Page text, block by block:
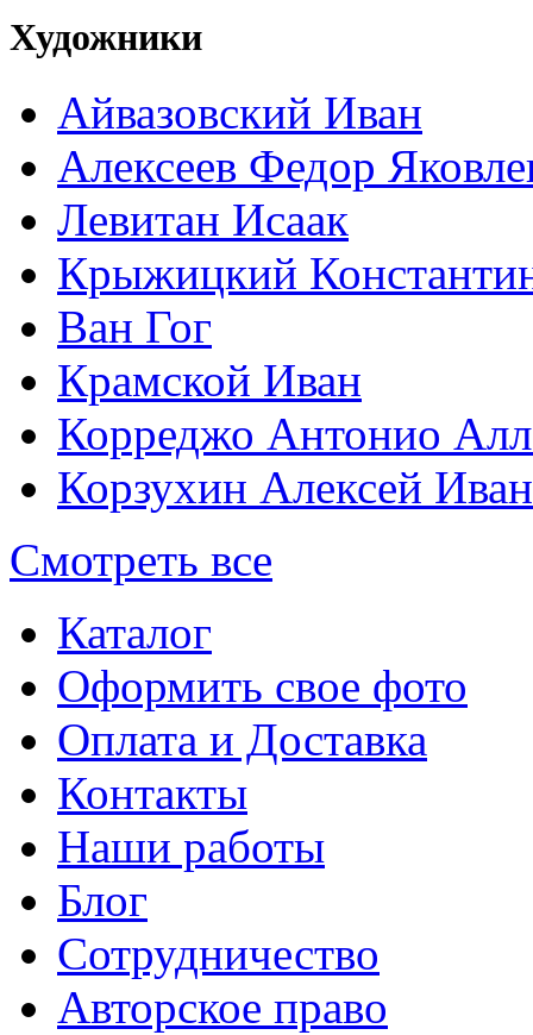
Художники
Айвазовский Иван
Алексеев Федор
Левитан Исаак
Крыжицкий
Ван Гог
Крамской Иван
Корреджо Антонио
Корзухин Алексей
Смотреть все
Каталог
Оформить свое фото
Оплата и Доставка
Контакты
Наши работы
Блог
Сотрудничество
Авторское право